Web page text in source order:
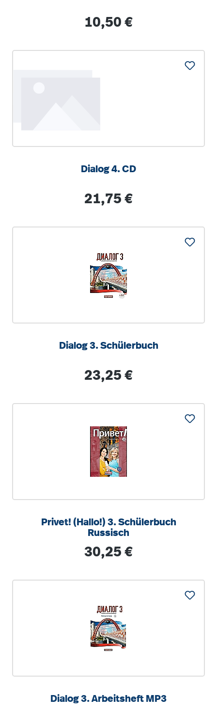
Regulärer Preis:
10,50 €
Dialog 4. CD
Regulärer Preis:
21,75 €
Dialog 3. Schülerbuch
Regulärer Preis:
23,25 €
Privet! (Hallo!) 3. Schülerbuch
Russisch
Regulärer Preis:
30,25 €
Dialog 3. Arbeitsheft MP3